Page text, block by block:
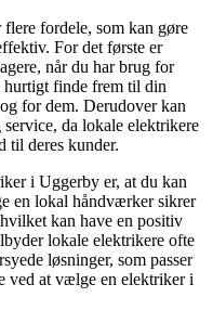
fordele, som kan gøre
For det første er
når du har brug for
finde frem til din
for dem. Derudover kan
da lokale elektrikere
til deres kunder.
i Uggerby er, at du kan
en lokal håndværker sikrer
kan have en positiv
lokale elektrikere ofte
løsninger, som passer
ved at vælge en elektriker i